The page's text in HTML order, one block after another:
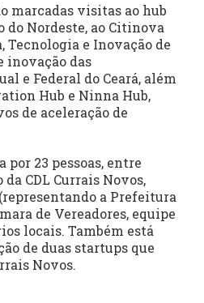
marcadas visitas ao hub
do Nordeste, ao Citinova
Tecnologia e Inovação de
inovação das
e Federal do Ceará, além
Hub e Ninna Hub,
de aceleração de
23 pessoas, entre
CDL Currais Novos,
a Prefeitura
de Vereadores, equipe
locais. Também está
de duas startups que
Novos.